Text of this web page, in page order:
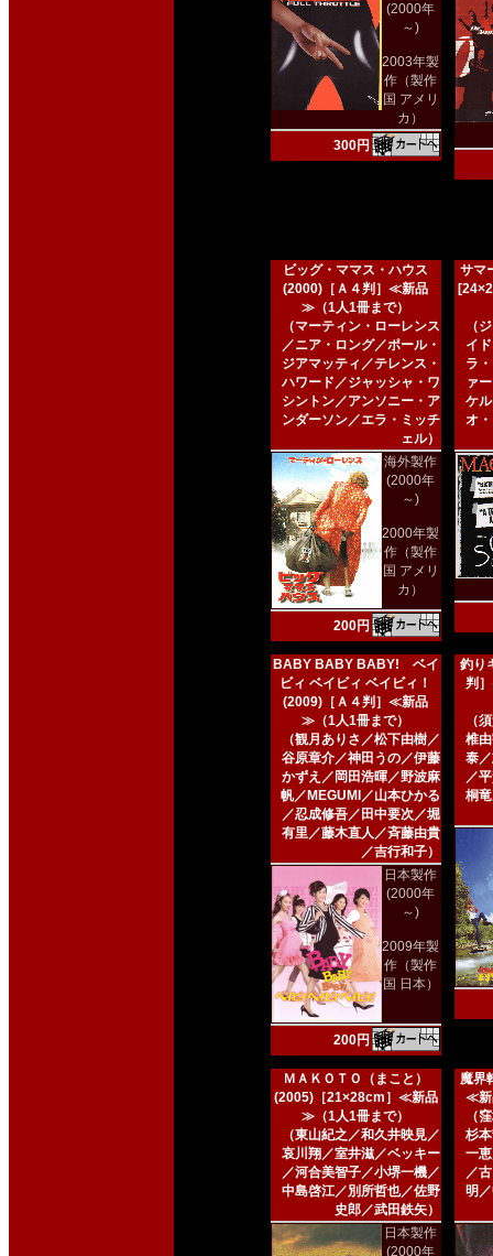
(2000年
～)
2003年製
作（製作
国 アメリ
カ）
300円
ビッグ・ママス・ハウス
(2000)［Ａ４判］≪新品
≫（1人1冊まで）
（マーティン・ローレンス
／ニア・ロング／ポール・
ジアマッティ／テレンス・
ハワード／ジャッシャ・ワ
シントン／アンソニー・ア
ンダーソン／エラ・ミッチ
ェル）
海外製作
(2000年
～)
2000年製
作（製作
国 アメリ
カ）
200円
サマ
（
イ
ラ
ァ
ケ
オ
BABY BABY BABY! ベイ
ビィ ベイビィ ベイビィ！
(2009)［Ａ４判］≪新品
≫（1人1冊まで）
（観月ありさ／松下由樹／
谷原章介／神田うの／伊藤
かずえ／岡田浩暉／野波麻
帆／MEGUMI／山本ひかる
／忍成修吾／田中要次／堀
有里／藤木直人／斉藤由貴
／吉行和子）
日本製作
(2000年
～)
2009年製
作（製作
国 日本）
200円
釣り
判
（
椎
泰
／
桐
ＭＡＫＯＴＯ（まこと）
(2005)［21×28cm］≪新品
≫（1人1冊まで）
（東山紀之／和久井映見／
哀川翔／室井滋／ベッキー
／河合美智子／小堺一機／
中島啓江／別所哲也／佐野
史郎／武田鉄矢）
日本製作
(2000年
魔界
≪新
（
杉
一
／
明